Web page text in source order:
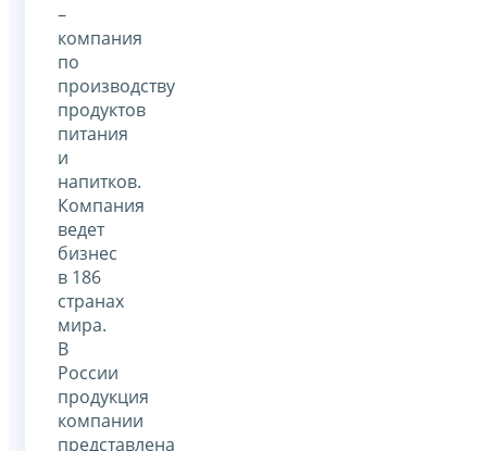
–
компания
по
производству
продуктов
питания
и
напитков.
Компания
ведет
бизнес
в 186
странах
мира.
В
России
продукция
компании
представлена